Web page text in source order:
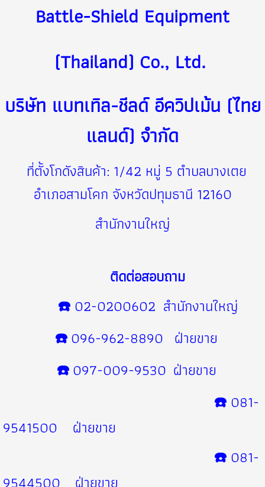
Battle-Shield Equipment
(Thailand) Co., Ltd. ️
บริษัท แบทเทิล-ชีลด์ อีควิปเม้น (ไทย
แลนด์) จำกัด
ที่ตั้งโกดังสินค้า: 1/42 หมู่ 5 ตำบลบางเตย
อำเภอสามโคก จังหวัดปทุมธานี 12160
สำนักงานใหญ่
ติดต่อสอบถาม
☎️ 02-0200602 สำนักงานใหญ่
☎️096-962-8890 ฝ่ายขาย
☎️097-009-9530 ฝ่ายขาย
☎️ 081-
9541500 ฝ่ายขาย
☎️ 081-
9544500
ฝ่ายขาย